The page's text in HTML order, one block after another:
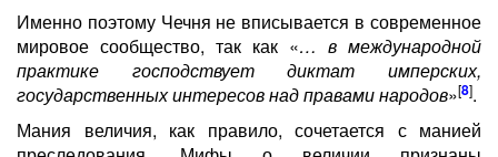
Именно поэтому Чечня не вписывается в современное
мировое сообщество, так как «… в международной
практике господствует диктат имперских,
государственных интересов над правами народов»[8].
Мания величия, как правило, сочетается с манией